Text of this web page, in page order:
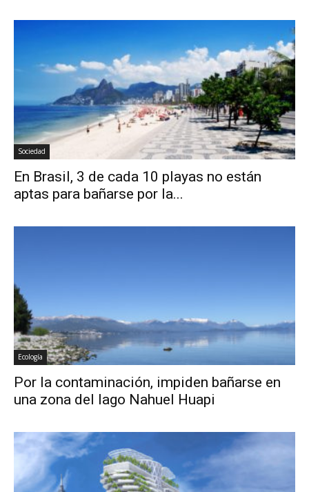
Sociedad
En Brasil, 3 de cada 10 playas no están
aptas para bañarse por la...
Ecología
Por la contaminación, impiden bañarse en
una zona del lago Nahuel Huapi